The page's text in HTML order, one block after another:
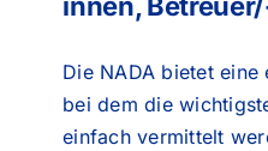
Die NADA bietet eine
bei dem die
einfach vermittelt